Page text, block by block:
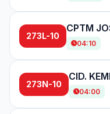
273L-10
04:10
273N-10
04:00